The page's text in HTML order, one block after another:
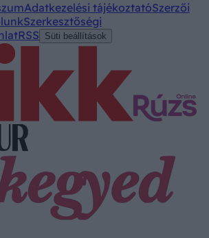
Adatkezelési tájékoztatóSzerzői
Szerkesztőségi
RSS Süti beállítások